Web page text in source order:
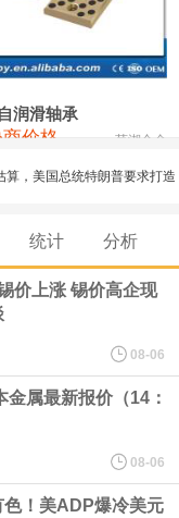
24,200
39,300 0
润滑轴承
价格 芜湖合金
，美国总统特朗普要求打造
在今后数十年间支出约2750
无畏”号预估造价比原来至少
GLOBAL MARKETS
日起，将证券融资交易清算
统计 分析
价上涨 锡价高企现
08-06
属最新报价（14：
08-06
！美ADP爆冷美元